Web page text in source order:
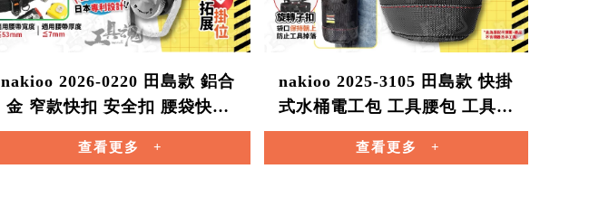
nakioo 2026-0220 田島款 鋁合
金 窄款快扣 安全扣 腰袋快扣
捲尺快扣 工具扣 工具
查看更多
nakioo 2025-3105 田島款 快掛
式水桶電工包 工具腰包 工具袋
工具包 零件收納 多用
查看更多